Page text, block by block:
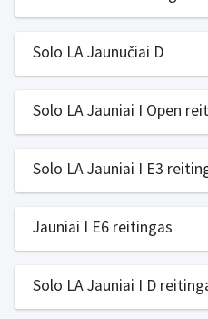
Solo LA Jaunučiai D
Solo LA Jauniai I Open
Solo LA Jauniai I E3
Jauniai I E6 reitingas
Solo LA Jauniai I D